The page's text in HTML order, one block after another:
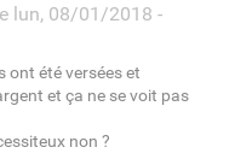
lun, 08/01/2018 -
ont été versées et
et ça ne se voit pas
non ?